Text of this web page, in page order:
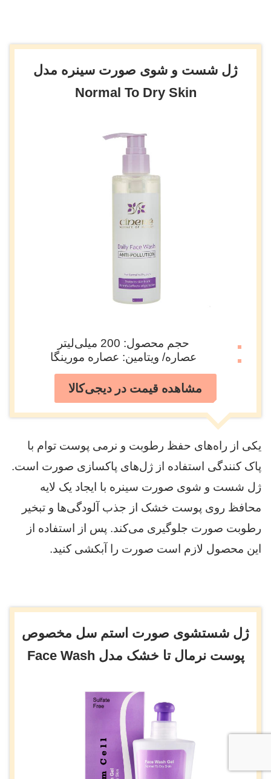
ژل شست و شوی صورت سینره مدل
Normal To Dry Skin
حجم محصول: 200 میلی‌لیتر
عصاره/ ویتامین: عصاره مورینگا
مشاهده قیمت در دیجی‌کالا
یکی از راه‌های حفظ رطوبت و نرمی پوست توام با
پاک کنندگی استفاده از ژل‌های پاکسازی صورت است.
ژل شست و شوی صورت سینره با ایجاد یک لایه
محافظ روی پوست خشک از جذب آلودگی‌ها و تبخیر
رطوبت صورت جلوگیری می‌کند. پس از استفاده از
این محصول لازم است صورت را آبکشی کنید.
ژل شستشوی صورت استم سل مخصوص
پوست نرمال تا خشک مدل Face Wash